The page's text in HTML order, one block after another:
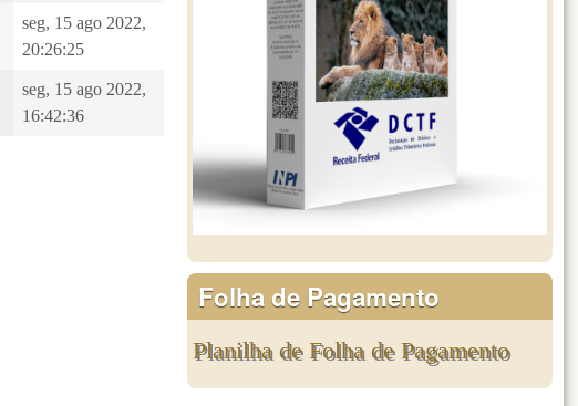
seg, 15 ago 2022,
20:26:25
seg, 15 ago 2022,
16:42:36
Folha de Pagamento
Planilha de Folha de Pagamento